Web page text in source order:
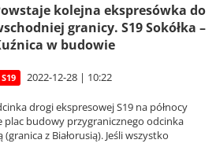
kolejna ekspresówka do
granicy. S19 Sokółka –
w budowie
S19 2022-12-28 | 10:22
drogi ekspresowej S19 na północy
plac budowy przygranicznego odcinka
z Białorusią). Jeśli wszystko